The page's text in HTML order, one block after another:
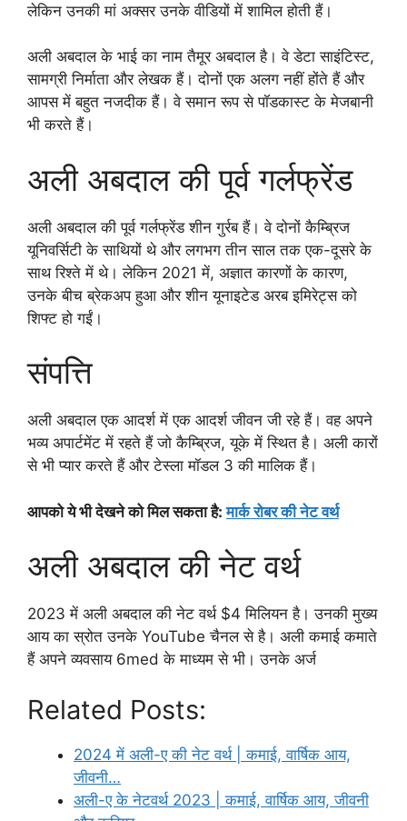
लेकिन उनकी मां अक्सर उनके वीडियों में शामिल होती हैं।
अली अबदाल के भाई का नाम तैमूर अबदाल है। वे डेटा साइंटिस्ट,
सामग्री निर्माता और लेखक हैं। दोनों एक अलग नहीं होंते हैं और
आपस में बहुत नजदीक हैं। वे समान रूप से पॉडकास्ट के मेजबानी
भी करते हैं।
अली अबदाल की पूर्व गर्लफ्रेंड
अली अबदाल की पूर्व गर्लफ्रेंड शीन गुर्रब हैं। वे दोनों कैम्ब्रिज
यूनिवर्सिटी के साथियों थे और लगभग तीन साल तक एक-दूसरे के
साथ रिश्ते में थे। लेकिन 2021 में, अज्ञात कारणों के कारण,
उनके बीच ब्रेकअप हुआ और शीन यूनाइटेड अरब इमिरेट्स को
शिफ्ट हो गईं।
संपत्ति
अली अबदाल एक आदर्श में एक आदर्श जीवन जी रहे हैं। वह अपने
भव्य अपार्टमेंट में रहते हैं जो कैम्ब्रिज, यूके में स्थित है। अली कारों
से भी प्यार करते हैं और टेस्ला मॉडल 3 की मालिक हैं।
आपको ये भी देखने को मिल सकता है:मार्क रोबर की नेट वर्थ
अली अबदाल की नेट वर्थ
2023 में अली अबदाल की नेट वर्थ $4 मिलियन है। उनकी मुख्य
आय का स्रोत उनके YouTube चैनल से है। अली कमाई कमाते
हैं अपने व्यवसाय 6med के माध्यम से भी। उनके अर्ज
Related Posts:
2024 में अली-ए की नेट वर्थ | कमाई, वार्षिक आय,
जीवनी…
अली-ए के नेटवर्थ 2023 | कमाई, वार्षिक आय, जीवनी